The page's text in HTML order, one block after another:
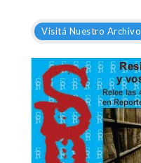
Visitá Nuestro Archivo